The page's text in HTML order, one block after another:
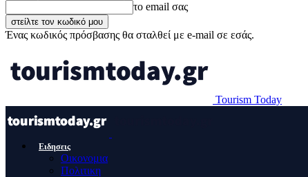
το email σας
Ένας κωδικός πρόσβασης θα σταλθεί με e-mail σε εσάς.
Tourism Today
Ειδησεις
Οικονομια
Πολιτικη